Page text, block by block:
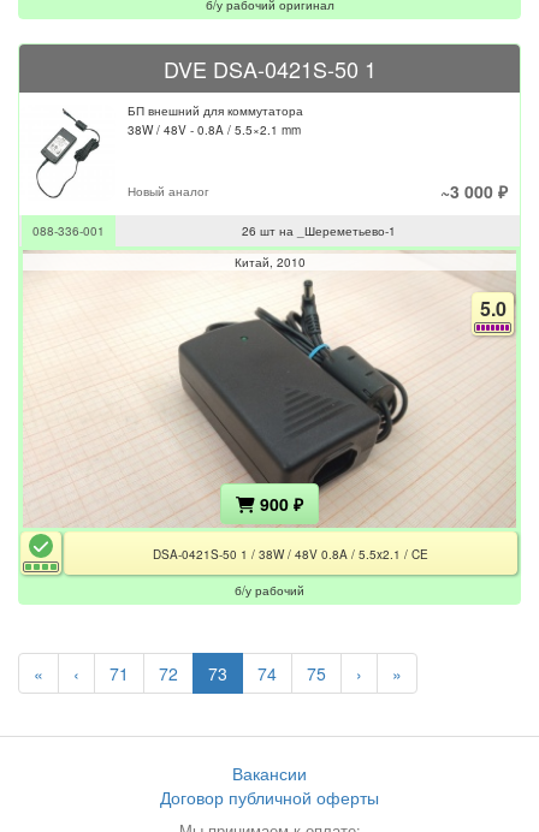
б/у рабочий оригинал
DVE DSA-0421S-50 1
БП внешний для коммутатора
38W / 48V - 0.8A / 5.5×2.1 mm
Новый аналог ~3 000 ₽
088-336-001
26 шт на _Шереметьево-1
Китай 2010
5.0
900 ₽
DSA-0421S-50 1 / 38W / 48V 0.8A / 5.5x2.1 / CE
б/у рабочий
« ‹ 71 72 73 74 75 › »
Вакансии
Договор публичной оферты